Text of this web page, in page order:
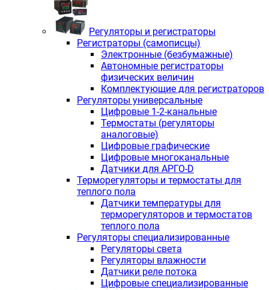
Регуляторы и регистраторы
Регистраторы (самописцы)
Электронные (безбумажные)
Автономные регистраторы
физических величин
Комплектующие для регистраторов
Регуляторы универсальные
Цифровые 1-2-канальные
Термостаты (регуляторы
аналоговые)
Цифровые графические
Цифровые многоканальные
Датчики для АРГО-D
Терморегуляторы и термостаты для
теплого пола
Датчики температуры для
терморегуляторов и термостатов
теплого пола
Регуляторы специализированные
Регуляторы света
Регуляторы влажности
Датчики реле потока
Цифровые специализированные